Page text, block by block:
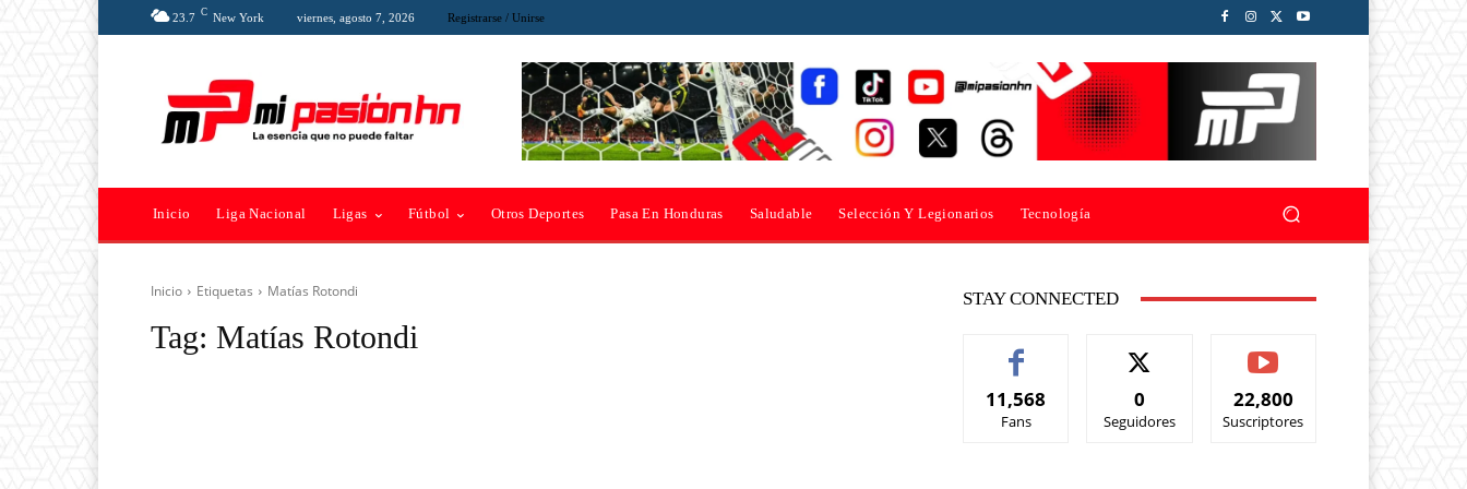
23.7 C New York viernes, agosto 7, 2026 Registrarse / Unirse
Inicio Liga Nacional Ligas Fútbol Otros Deportes Pasa En Honduras Saludable Selección Y Legionarios Tecnología
Inicio Etiquetas Matías Rotondi
Tag: Matías Rotondi
STAY CONNECTED
11,568
Fans
0
Seguidores
22,800
Suscriptores